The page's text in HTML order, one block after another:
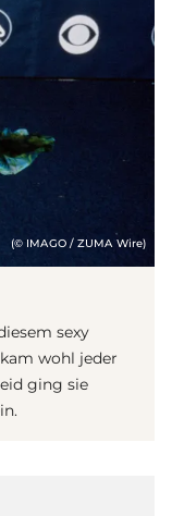
(© IMAGO / ZUMA Wire)
sexy
wohl jeder
ging sie